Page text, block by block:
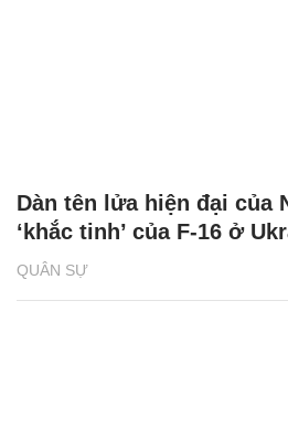
QUÂN SỰ
Dàn tên lửa hiện đại của
‘khắc tinh’ của F-16 ở